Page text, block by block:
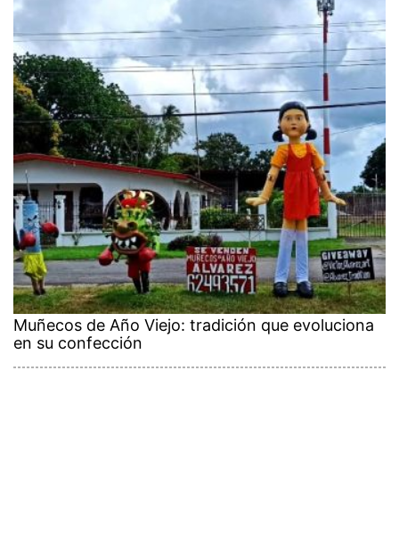
Muñecos de Año Viejo: tradición que evoluciona
en su confección